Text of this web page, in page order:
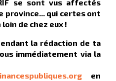
se sont vus affectés
province... qui certes ont
de chez eux !
la rédaction de ta
immédiatement via la
en